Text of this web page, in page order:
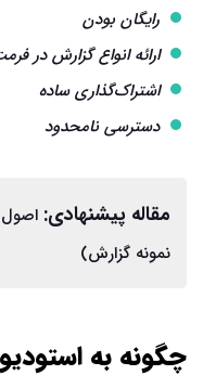
رایگان بودن
ارائه انواع گزارش در
اشتراک‌گذاری ساده
دسترسی نامحدود
مقاله پیشنهادی:
نمونه گزارش)
چگونه به